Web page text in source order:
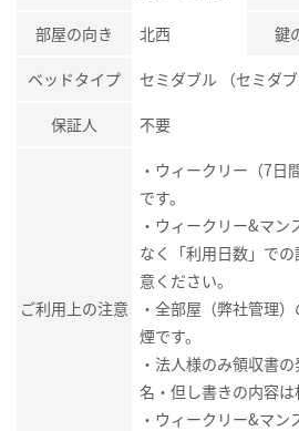
部屋の向き 北西 鍵
ベッドタイプ セミダブル （セミダブ
保証人 不要
ご利用上の注意
・ウィークリー（7日
です。
・ウィークリー&マン
なく「利用日数」で
意ください。
・全部屋（弊社管理
煙です。
・法人様のみ領収書
名・但し書きの内容は
・ウィークリー&マン